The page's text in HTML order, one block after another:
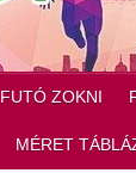
FUTÓ ZOKNI
MÉRET